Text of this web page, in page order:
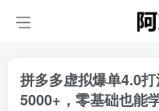
拼多多虚拟爆单4.0
5000+，零基础也能